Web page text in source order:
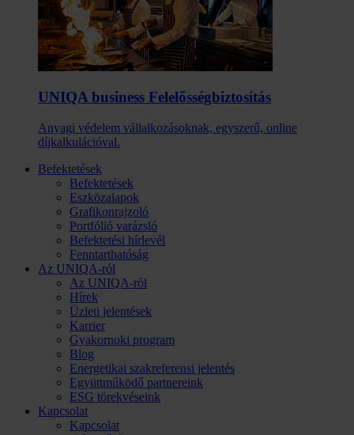
UNIQA business Felelősség­biztosítás
Anyagi védelem vállalkozásoknak, egyszerű, online
díjkalkulációval.
Befektetések
Befektetések
Eszközalapok
Grafikonrajzoló
Portfólió varázsló
Befektetési hírlevél
Fenntarthatóság
Az UNIQA-ról
Az UNIQA-ról
Hírek
Üzleti jelentések
Karrier
Gyakornoki program
Blog
Energetikai szakreferensi jelentés
Együttműködő partnereink
ESG törekvéseink
Kapcsolat
Kapcsolat